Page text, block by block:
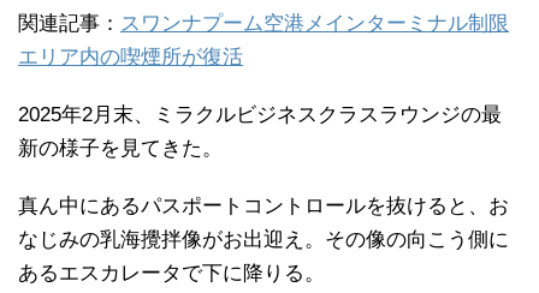
関連記事： スワンナプーム空港メインターミナル制限
エリア内の喫煙所が復活
2025年2月末、ミラクルビジネスクラスラウンジの最
新の様子を見てきた。
真ん中にあるパスポートコントロールを抜けると、お
なじみの乳海攪拌像がお出迎え。その像の向こう側に
あるエスカレータで下に降りる。